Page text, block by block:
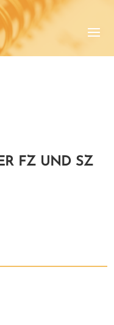
FZ UND SZ